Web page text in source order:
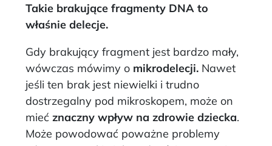
Takie brakujące fragmenty DNA to
właśnie delecje.
Gdy brakujący fragment jest bardzo mały,
wówczas mówimy o mikrodelecji. Nawet
jeśli ten brak jest niewielki i trudno
dostrzegalny pod mikroskopem, może on
mieć znaczny wpływ na zdrowie dziecka.
Może powodować poważne problemy